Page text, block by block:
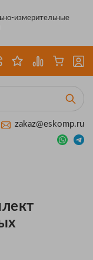
измерительные
zakaz@eskomp.ru